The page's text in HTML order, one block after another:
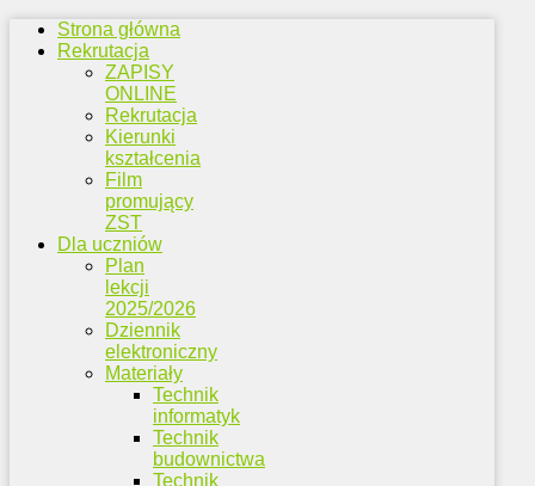
Strona główna
Rekrutacja
ZAPISY
ONLINE
Rekrutacja
Kierunki
kształcenia
Film
promujący
ZST
Dla uczniów
Plan
lekcji
2025/2026
Dziennik
elektroniczny
Materiały
Technik
informatyk
Technik
budownictwa
Technik